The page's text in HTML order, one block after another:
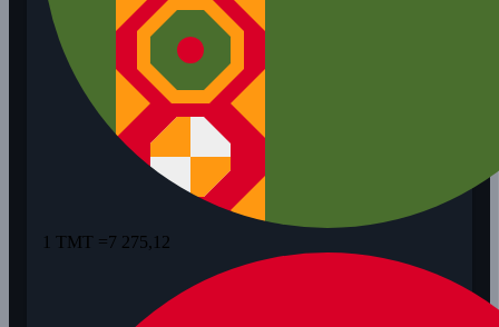
1 TMT =7 275,12